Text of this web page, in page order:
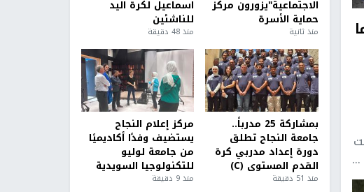
الاجتماعية"يزورون مركز
حماية الأسرة
منذ ثانية
اسماعيل لكرة اليد
للناشئين
منذ 48 دقيقة
بمشاركة 25 مدرباً..
جامعة النجاح تطلق
دورة إعداد مدربي كرة
القدم المستوى (C)
منذ 51 دقيقة
مركز إعلام النجاح
يستضيف وفدًا أكاديميًا
من جامعة لوليو
للتكنولوجيا السويدية
منذ 9 دقيقة